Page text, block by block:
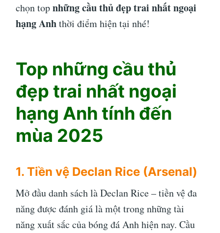
chọn topnhững cầu thủ đẹp trai nhất ngoại
hạng Anhthời điểm hiện tại nhé!
Top những cầu thủ
đẹp trai nhất ngoại
hạng Anh tính đến
mùa 2025
1. Tiền vệ Declan Rice (Arsenal)
Mở đầu danh sách là Declan Rice – tiền vệ đa
năng được đánh giá là một trong những tài
năng xuất sắc của bóng đá Anh hiện nay. Cầu